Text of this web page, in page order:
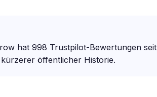
hat 998 Trustpilot-Bewertungen seit
öffentlicher Historie.